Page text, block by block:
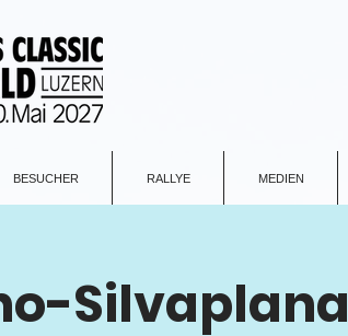
BESUCHER RALLYE MEDIEN
Silvaplana